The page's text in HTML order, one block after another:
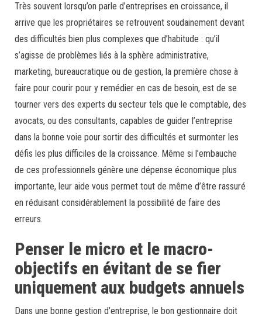
Très souvent lorsqu’on parle d’entreprises en croissance, il
arrive que les propriétaires se retrouvent soudainement devant
des difficultés bien plus complexes que d’habitude : qu’il
s’agisse de problèmes liés à la sphère administrative,
marketing, bureaucratique ou de gestion, la première chose à
faire pour courir pour y remédier en cas de besoin, est de se
tourner vers des experts du secteur tels que le comptable, des
avocats, ou des consultants, capables de guider l’entreprise
dans la bonne voie pour sortir des difficultés et surmonter les
défis les plus difficiles de la croissance. Même si l’embauche
de ces professionnels génère une dépense économique plus
importante, leur aide vous permet tout de même d’être rassuré
en réduisant considérablement la possibilité de faire des
erreurs.
Penser le micro et le macro-
objectifs en évitant de se fier
uniquement aux budgets annuels
Dans une bonne gestion d’entreprise, le bon gestionnaire doit